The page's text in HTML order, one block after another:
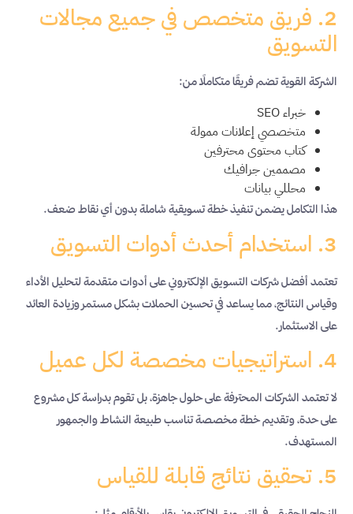
2. فريق متخصص في جميع مجالات
التسويق
الشركة القوية تضم فريقًا متكاملًا من:
خبراء SEO
متخصصي إعلانات ممولة
كتاب محتوى محترفين
مصممين جرافيك
محللي بيانات
هذا التكامل يضمن تنفيذ خطة تسويقية شاملة بدون أي نقاط ضعف.
3. استخدام أحدث أدوات التسويق
تعتمد أفضل شركات التسويق الإلكتروني على أدوات متقدمة لتحليل الأداء
وقياس النتائج، مما يساعد في تحسين الحملات بشكل مستمر وزيادة العائد
على الاستثمار.
4. استراتيجيات مخصصة لكل عميل
لا تعتمد الشركات المحترفة على حلول جاهزة، بل تقوم بدراسة كل مشروع
على حدة، وتقديم خطة مخصصة تناسب طبيعة النشاط والجمهور
المستهدف.
5. تحقيق نتائج قابلة للقياس